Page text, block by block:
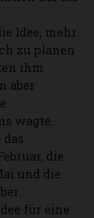
Idee, mehr
zu planen
ihm
aber
wagte.
die
und die
für eine